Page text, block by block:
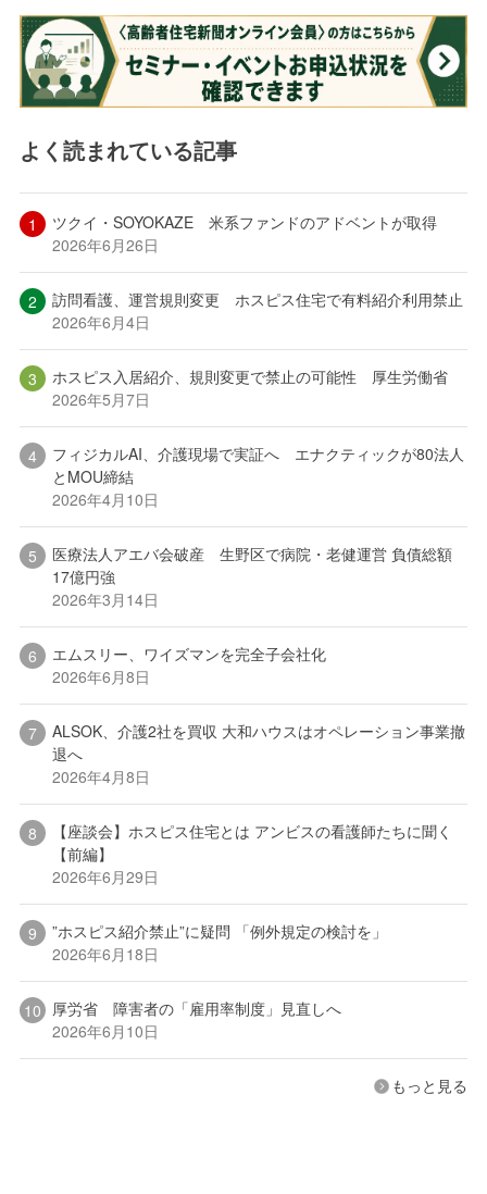
よく読まれている記事
ツクイ・SOYOKAZE 米系ファンドのアドベントが取得
2026年6月26日
訪問看護、運営規則変更 ホスピス住宅で有料紹介利用禁止
2026年6月4日
ホスピス入居紹介、規則変更で禁止の可能性 厚生労働省
2026年5月7日
フィジカルAI、介護現場で実証へ エナクティックが80法人
とMOU締結
2026年4月10日
医療法人アエバ会破産 生野区で病院・老健運営 負債総額
17億円強
2026年3月14日
エムスリー、ワイズマンを完全子会社化
2026年6月8日
ALSOK、介護2社を買収 大和ハウスはオペレーション事業撤
退へ
2026年4月8日
【座談会】ホスピス住宅とは アンビスの看護師たちに聞く
【前編】
2026年6月29日
”ホスピス紹介禁止”に疑問 「例外規定の検討を」
2026年6月18日
厚労省 障害者の「雇用率制度」見直しへ
2026年6月10日
もっと見る